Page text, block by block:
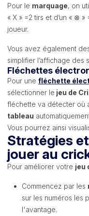
Pour le marquage, on
« X » =2 tirs et d’un « ⊗
joueur.
Vous avez également
simplifier l’affichage des
Fléchettes
Pour une fléchette
sélectionner le jeu de
fléchette va détecter où
tableau
Vous pourrez ainsi
Stratégies
jouer au
Pour améliorer votre jeu
Commencez par les
sur les numéros les
l'avantage.